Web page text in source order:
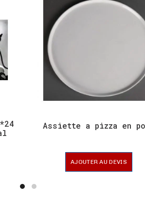
Assiette a pizza en
AJOUTER AU DEVIS